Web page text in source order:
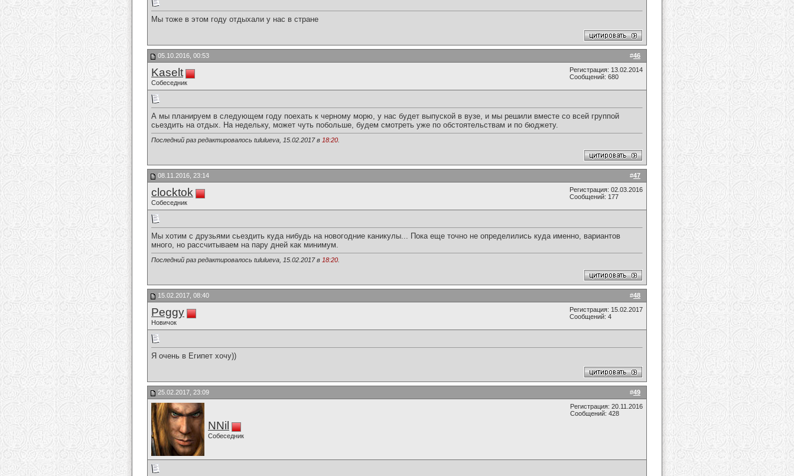
Мы тоже в этом году отдыхали у нас в стране
#46
05.10.2016, 00:53
Kaselt
Собеседник
Регистрация: 13.02.2014
Сообщений: 680
А мы планируем в следующем году поехать к черному морю, у нас будет выпуской в вузе, и мы решили вместе со всей группой
сьездить на отдых. На недельку, может чуть побольше, будем смотреть уже по обстоятельствам и по бюджету.
Последний раз редактировалось tululueva, 15.02.2017 в 18:20
#47
08.11.2016, 23:14
clocktok
Собеседник
Регистрация: 02.03.2016
Сообщений: 177
Мы хотим с друзьями сьездить куда нибудь на новогодние каникулы... Пока еще точно не определились куда именно, вариантов
много, но рассчитываем на пару дней как минимум.
Последний раз редактировалось tululueva, 15.02.2017 в 18:20
#48
15.02.2017, 08:40
Peggy
Новичок
Регистрация: 15.02.2017
Сообщений: 4
Я очень в Египет хочу))
#49
25.02.2017, 23:09
NNil
Собеседник
Регистрация: 20.11.2016
Сообщений: 428